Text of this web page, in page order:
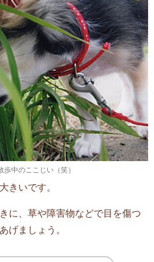
歩中のここじい（笑）
きいです。
に、草や障害物などで目を傷つ
げましょう。